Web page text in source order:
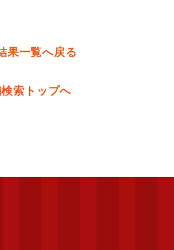
果一覧へ戻る
検索トップへ